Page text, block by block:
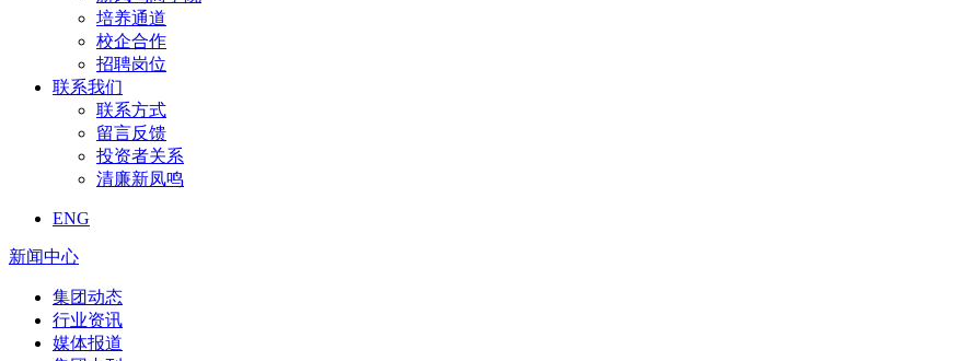
培养通道
校企合作
招聘岗位
联系我们
联系方式
留言反馈
投资者关系
清廉新凤鸣
ENG
新闻中心
集团动态
行业资讯
媒体报道